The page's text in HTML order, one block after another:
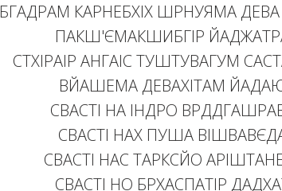
БГАДРАМ КАРНЕБХІХ ШРНУЯМА
ПАКШ'ЄМАКШИБГІР
СТХІРАІР АНГАІС ТУШТУВАГУМ
ВЙАШЕМА ДЕВАХІТАМ
СВАСТІ НА ІНДРО
СВАСТІ НАХ ПУША
СВАСТІ НАС ТАРКСЙО
СВАСТІ НО БРХАСПАТІР